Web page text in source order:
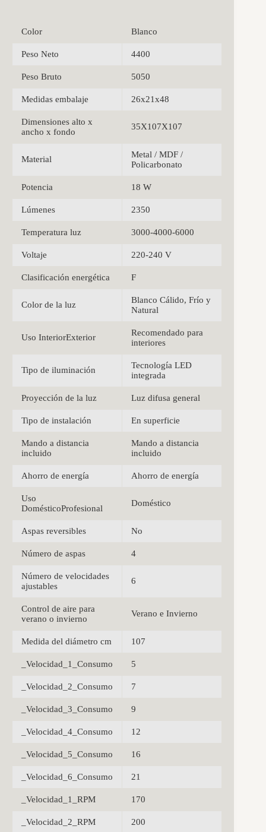
Color Blanco
Peso Neto 4400
Peso Bruto 5050
Medidas embalaje 26x21x48
Dimensiones alto x
ancho x fondo
35X107X107
Material
Metal / MDF /
Policarbonato
Potencia 18 W
Lúmenes 2350
Temperatura luz 3000-4000-6000
Voltaje 220-240 V
Clasificación energética F
Color de la luz
Blanco Cálido, Frío y
Natural
Uso InteriorExterior
Recomendado para
interiores
Tipo de iluminación
Tecnología LED
integrada
Proyección de la luz Luz difusa general
Tipo de instalación En superficie
Mando a distancia
incluido
Mando a distancia
incluido
Ahorro de energía Ahorro de energía
Uso
DomésticoProfesional
Doméstico
Aspas reversibles No
Número de aspas 4
Número de velocidades
ajustables
6
Control de aire para
verano o invierno
Verano e Invierno
Medida del diámetro cm 107
_Velocidad_1_Consumo 5
_Velocidad_2_Consumo 7
_Velocidad_3_Consumo 9
_Velocidad_4_Consumo 12
_Velocidad_5_Consumo 16
_Velocidad_6_Consumo 21
_Velocidad_1_RPM 170
_Velocidad_2_RPM 200